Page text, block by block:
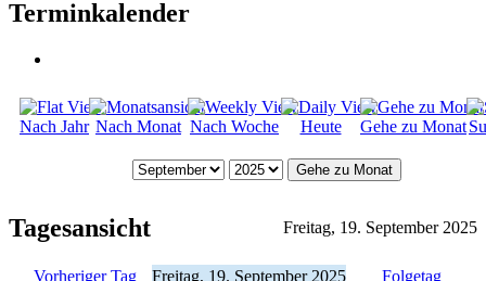
Terminkalender
Nach Jahr Nach Monat Nach Woche Heute Gehe zu Monat
Gehe zu Monat
Tagesansicht Freitag, 19. September 2025
Vorheriger Tag Freitag, 19. September 2025 Folgetag